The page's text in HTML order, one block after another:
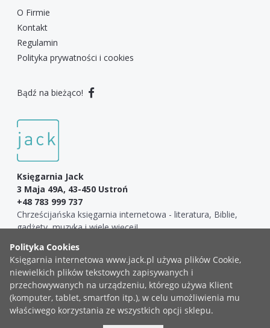
O Firmie
Kontakt
Regulamin
Polityka prywatności i cookies
Bądź na bieżąco!
Księgarnia Jack
3 Maja 49A, 43-450 Ustroń
+48 783 999 737
Chrześcijańska księgarnia internetowa - literatura, Biblie,
gadżety, muzyka i wiele więcej!
COPYRIGHT ©2019 KSIĘGARNIA JACK
ZGŁOŚ BŁĄD